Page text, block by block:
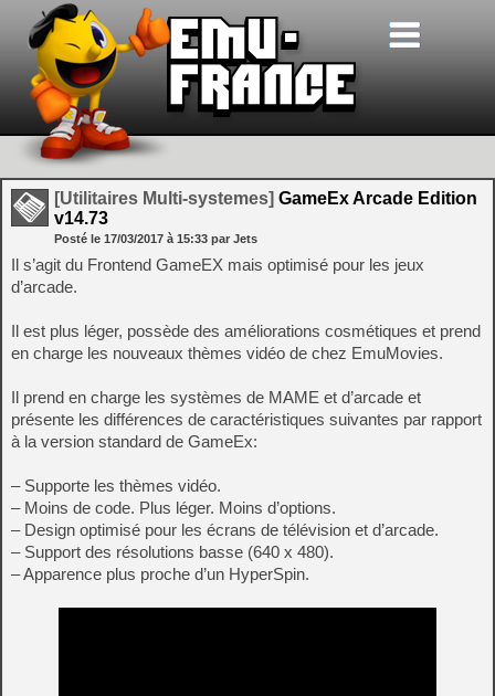
[Utilitaires Multi-systemes] GameEx Arcade Edition
v14.73
Posté le 17/03/2017 à 15:33 par Jets
Il s’agit du Frontend GameEX mais optimisé pour les jeux
d’arcade.
Il est plus léger, possède des améliorations cosmétiques et prend
en charge les nouveaux thèmes vidéo de chez EmuMovies.
Il prend en charge les systèmes de MAME et d’arcade et
présente les différences de caractéristiques suivantes par rapport
à la version standard de GameEx:
– Supporte les thèmes vidéo.
– Moins de code. Plus léger. Moins d’options.
– Design optimisé pour les écrans de télévision et d’arcade.
– Support des résolutions basse (640 x 480).
– Apparence plus proche d’un HyperSpin.